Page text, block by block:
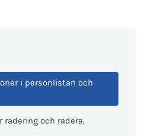
i personlistan och
radering och radera.